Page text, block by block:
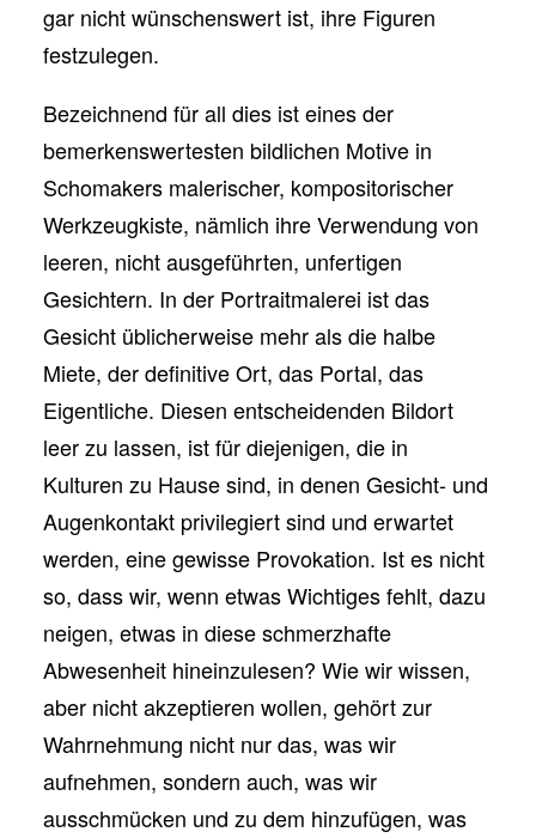
gar nicht wünschenswert ist, ihre Figuren
festzulegen.
Bezeichnend für all dies ist eines der
bemerkenswertesten bildlichen Motive in
Schomakers malerischer, kompositorischer
Werkzeugkiste, nämlich ihre Verwendung von
leeren, nicht ausgeführten, unfertigen
Gesichtern. In der Portraitmalerei ist das
Gesicht üblicherweise mehr als die halbe
Miete, der definitive Ort, das Portal, das
Eigentliche. Diesen entscheidenden Bildort
leer zu lassen, ist für diejenigen, die in
Kulturen zu Hause sind, in denen Gesicht- und
Augenkontakt privilegiert sind und erwartet
werden, eine gewisse Provokation. Ist es nicht
so, dass wir, wenn etwas Wichtiges fehlt, dazu
neigen, etwas in diese schmerzhafte
Abwesenheit hineinzulesen? Wie wir wissen,
aber nicht akzeptieren wollen, gehört zur
Wahrnehmung nicht nur das, was wir
aufnehmen, sondern auch, was wir
ausschmücken und zu dem hinzufügen, was